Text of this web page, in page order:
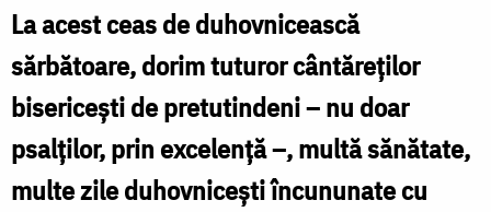
Ziua
cântăreților
bisericești
La acest ceas de duhovnicească
sărbătoare, dorim tuturor cântăreților
bisericești de pretutindeni – nu doar
psalților, prin excelență –, multă sănătate,
multe zile duhovnicești încununate cu